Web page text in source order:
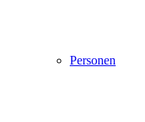
Personen